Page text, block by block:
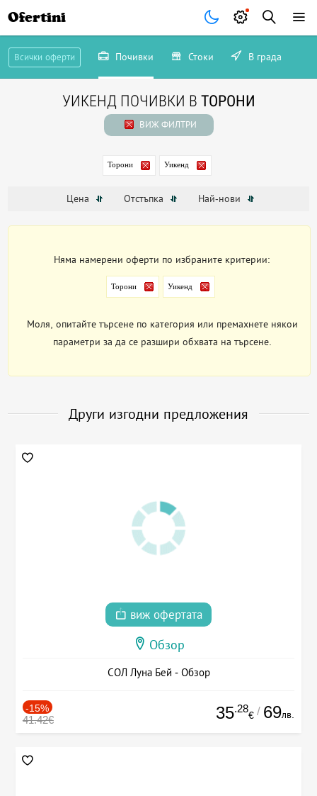
Ofertini
Всички оферти Почивки Стоки В града
УИКЕНД ПОЧИВКИ В ТОРОНИ
ВИЖ ФИЛТРИ
Торони Уикенд
Цена Отстъпка Най-нови
Няма намерени оферти по избраните критерии:
Торони Уикенд
Моля, опитайте търсене по категория или премахнете някои
параметри за да се разшири обхвата на търсене.
Други изгодни предложения
виж офертата
Обзор
СОЛ Луна Бей - Обзор
-15%
41.42€ 35.28
€ / 69лв.